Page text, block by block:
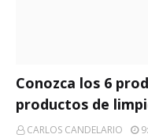
Conozca los 6
productos de
CARLOS CANDELARIO